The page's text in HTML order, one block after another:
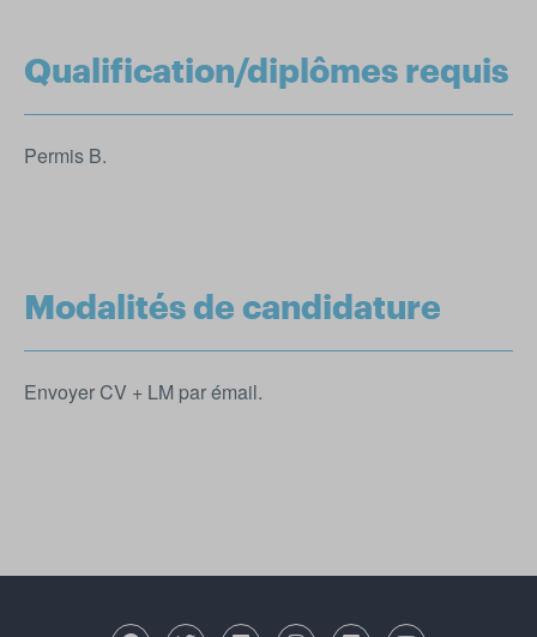
Qualification/diplômes requis
Permis B.
Modalités de candidature
Envoyer CV + LM par émail.